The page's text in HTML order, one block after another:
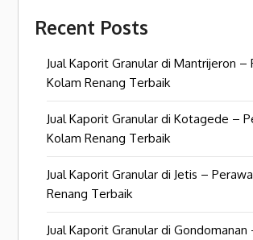
Recent Posts
Jual Kaporit Granular di Mantrijeron –
Kolam Renang Terbaik
Jual Kaporit Granular di Kotagede –
Kolam Renang Terbaik
Jual Kaporit Granular di Jetis –
Renang Terbaik
Jual Kaporit Granular di